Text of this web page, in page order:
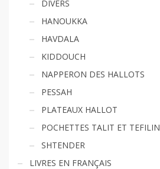
DIVERS
HANOUKKA
HAVDALA
KIDDOUCH
NAPPERON DES HALLOTS
PESSAH
PLATEAUX HALLOT
POCHETTES TALIT ET TEFILIN
SHTENDER
LIVRES EN FRANÇAIS